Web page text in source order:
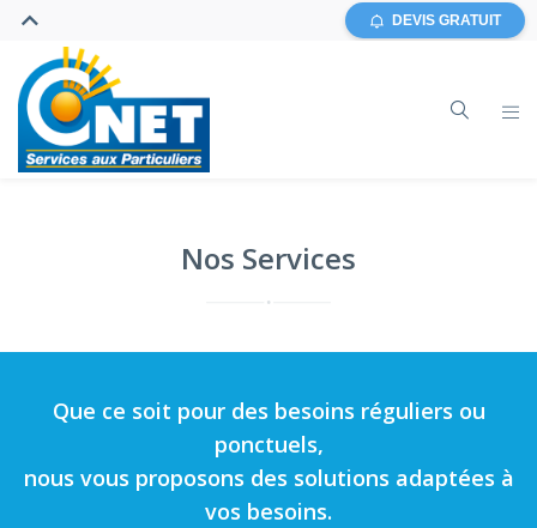
DEVIS GRATUIT
Nos Services
Que ce soit pour des besoins réguliers ou
ponctuels,
nous vous proposons des solutions adaptées à
vos besoins.